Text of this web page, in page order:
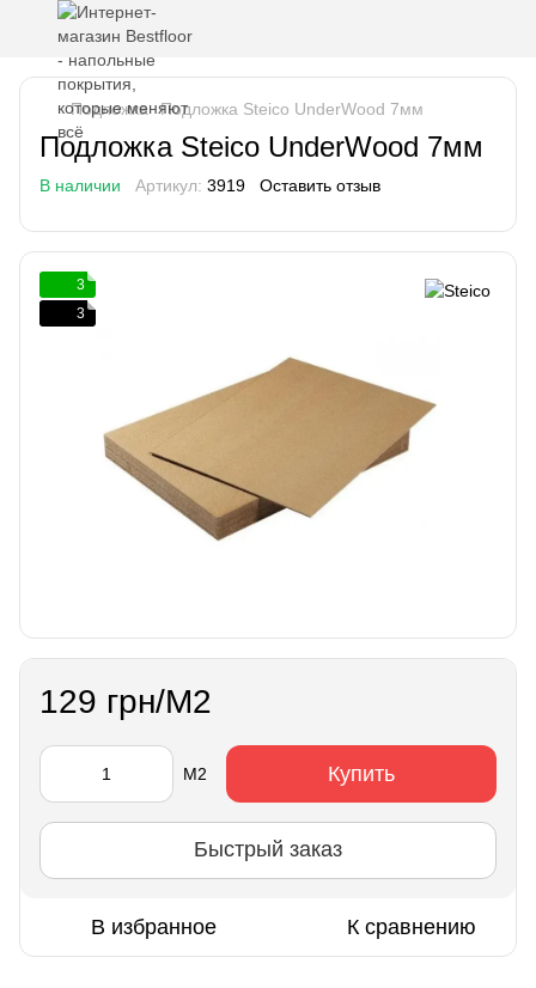
Подложка Подложка Steico UnderWood 7мм
Подложка Steico UnderWood 7мм
В наличии Артикул: 3919 Оставить отзыв
3
3
129 грн/М2
М2 Купить
Быстрый заказ
В избранное К сравнению